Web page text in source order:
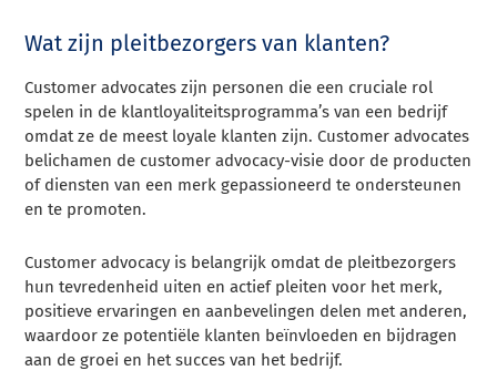
Wat zijn pleitbezorgers van klanten?
Customer advocates zijn personen die een cruciale rol
spelen in de klantloyaliteitsprogramma’s van een bedrijf
omdat ze de meest loyale klanten zijn. Customer advocates
belichamen de customer advocacy-visie door de producten
of diensten van een merk gepassioneerd te ondersteunen
en te promoten.
Customer advocacy is belangrijk omdat de pleitbezorgers
hun tevredenheid uiten en actief pleiten voor het merk,
positieve ervaringen en aanbevelingen delen met anderen,
waardoor ze potentiële klanten beïnvloeden en bijdragen
aan de groei en het succes van het bedrijf.